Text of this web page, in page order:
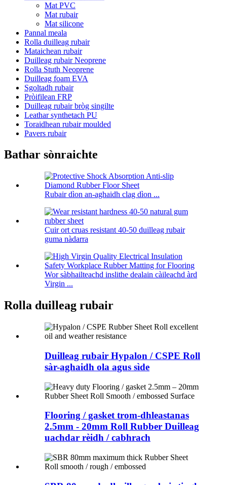
Mat PVC
Mat rubair
Mat silicone
Pannal meala
Rolla duilleag rubair
Mataichean rubair
Duilleag rubair Neoprene
Rolla Stuth Neoprene
Duilleag foam EVA
Sgoltadh rubair
Pròifilean FRP
Duilleag rubair bròg singilte
Leathar synthetach PU
Toraidhean rubair moulded
Pavers rubair
Bathar sònraichte
Rubair dìon an-aghaidh clag dìon ...
Cuir ort cruas resistant 40-50 duilleag rubair
guma nàdarra
Wor sàbhailteachd inslithe dealain càileachd àrd
Virgin ...
Rolla duilleag rubair
Duilleag rubair Hypalon / CSPE Roll
sàr-aghaidh ola agus sìde
Flooring / gasket trom-dhleastanas
2.5mm - 20mm Roll Rubber Duilleag
uachdar rèidh / cabhrach